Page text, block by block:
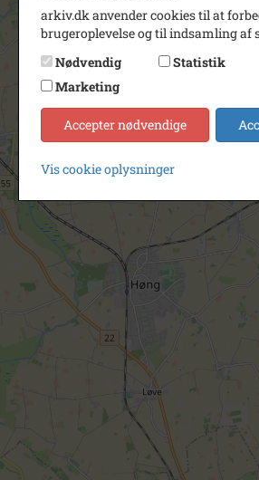
arkiv.dk anvender cookies til at
brugeroplevelse og til indsamling af
Nødvendig
Statistik
Marketing
Accepter nødvendige
Vis cookie oplysninger